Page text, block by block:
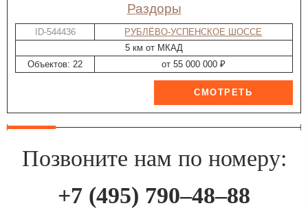
Раздоры
ID-544436
РУБЛЁВО-УСПЕНСКОЕ ШОССЕ
5 км от МКАД
Объектов: 22
от 55 000 000 ₽
Позвоните нам по номеру:
+7 (495) 790–48–88